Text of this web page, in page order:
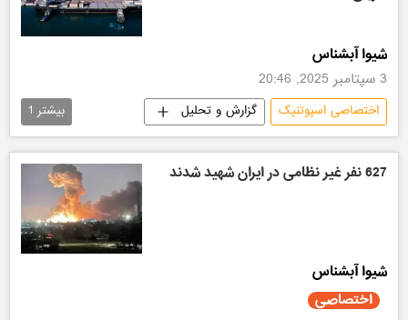
شیوا آبشناس
3 سپتامبر 2025, 20:46
اختصاصی اسپوتنیک
گزارش و تحلیل
ایران
اقتصادی
بیشتر 1
627 نفر غیر نظامی در ایران شهید شدند
شیوا آبشناس
اختصاصی